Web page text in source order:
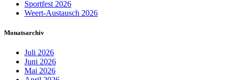
Sportfest 2026
Weert-Austausch 2026
Monatsarchiv
Juli 2026
Juni 2026
Mai 2026